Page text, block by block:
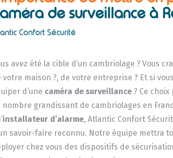
de surveillance à
Confort Sécurité
avez été la cible d’un cambriolage ? Vous
votre maison ?, de votre entreprise ? Et si
d’une caméra de surveillance ? Ce
nombre grandissant de cambriolages en
installateur d’alarme, Atlantic Confort
savoir-faire reconnu. Notre équipe mettra
chez vous des dispositifs de